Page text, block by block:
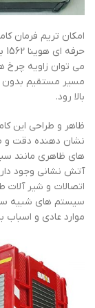
امکان تریم فرمان
می توان زاویه چرخ
مسیر مستقیم بدون
بالا رود.
ظاهر و طراحی این
نشان دهنده دقت و
های ظاهری مانند
آتش نشانی وجود
اتصالات و شیر آلات
سیستم های شبیه ساز
موارد عادی و اسباب